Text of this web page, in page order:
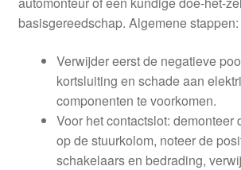
basisgereedschap. Algemene stappen:
Verwijder eerst de negatieve
kortsluiting en schade aan
componenten te voorkomen.
Voor het contactslot: demonteer
op de stuurkolom, noteer de
schakelaars en bedrading,